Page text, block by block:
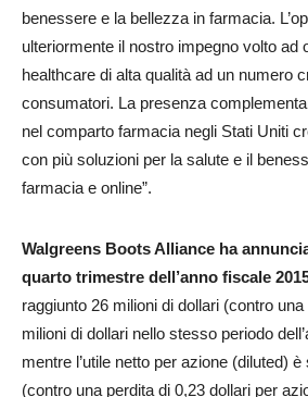
benessere e la bellezza in farmacia.
ulteriormente il nostro impegno volto ad
healthcare di alta qualità ad un numero
consumatori. La presenza
nel comparto farmacia negli Stati Uniti
con più soluzioni per la salute e il
farmacia e online”.
Walgreens Boots Alliance ha
quarto trimestre dell’anno fiscale
raggiunto 26 milioni di dollari (contro
milioni di dollari nello stesso periodo
mentre l’utile netto per azione (diluted)
(contro una perdita di 0,23 dollari per